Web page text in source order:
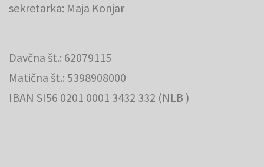
sekretarka: Maja Konjar
Davčna št.: 62079115
Matična št.: 5398908000
IBAN SI56 0201 0001 3432 332 (NLB )